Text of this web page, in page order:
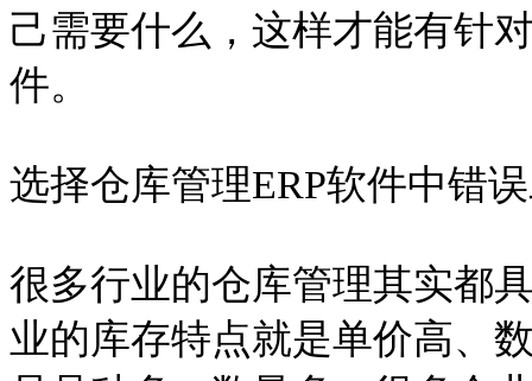
己需要什么，这样才能有针
件。
选择仓库管理ERP软件中错
很多行业的仓库管理其实都
业的库存特点就是单价高、